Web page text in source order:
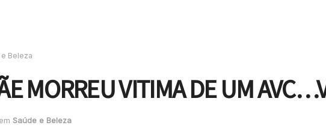
Beleza
MORREU VITIMA DE UM
em Saúde e Beleza